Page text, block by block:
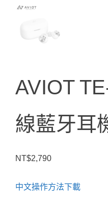
AVIOT
線藍牙耳
NT$2,790
中文操作方法下載